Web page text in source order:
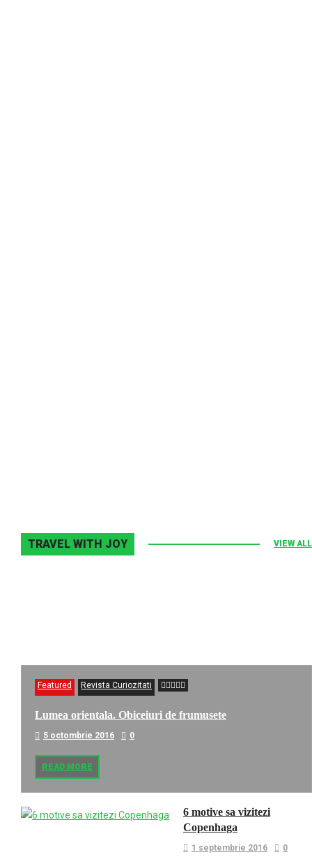
TRAVEL WITH JOY VIEW ALL
Featured Revista Curiozitati
Lumea orientala. Obiceiuri de frumusete
5 octombrie 2016 0
READ MORE
6 motive sa vizitezi
Copenhaga
1 septembrie 2016 0